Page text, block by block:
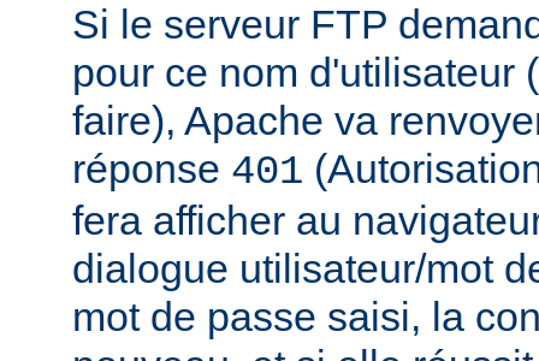
Si le serveur FTP
pour ce nom d'utilisateur
faire), Apache va
réponse 401
fera afficher au
dialogue utilisateur/mot
mot de passe saisi, la